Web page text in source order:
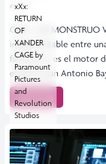
#teatro
CINE UN MONSTRUO
inquebrantable entre
fantástico, es el motor
español Juan Antonio
Leer más
xXx:
RETURN
OF
XANDER
CAGE by
Paramount
Pictures
and
Revolution
Studios